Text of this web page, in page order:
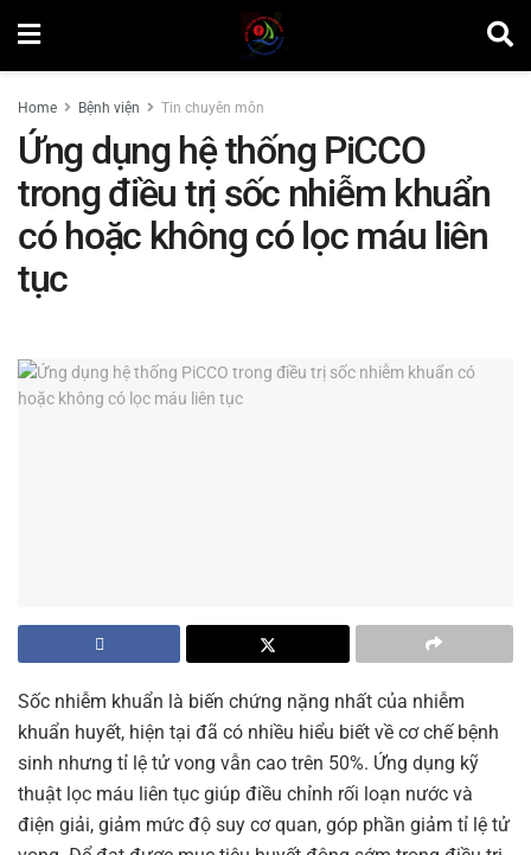
Home Bệnh viện Tin chuyên môn
Ứng dụng hệ thống PiCCO
trong điều trị sốc nhiễm khuẩn
có hoặc không có lọc máu liên
tục
Sốc nhiễm khuẩn là biến chứng nặng nhất của nhiễm
khuẩn huyết, hiện tại đã có nhiều hiểu biết về cơ chế bệnh
sinh nhưng tỉ lệ tử vong vẫn cao trên 50%. Ứng dụng kỹ
thuật lọc máu liên tục giúp điều chỉnh rối loạn nước và
điện giải, giảm mức độ suy cơ quan, góp phần giảm tỉ lệ tử